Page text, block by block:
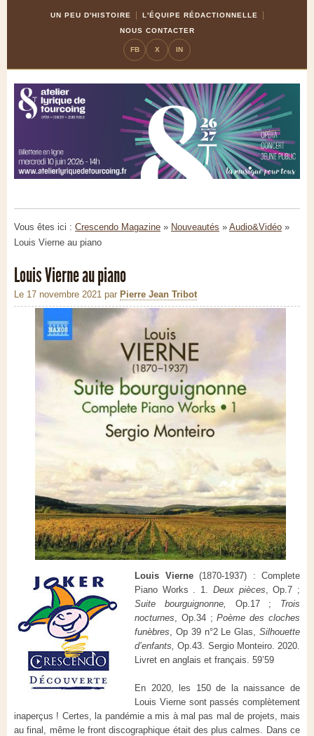
UN PEU D'HISTOIRE
L'ÉQUIPE RÉDACTIONNELLE
NOUS CONTACTER
FB X IN
Vous êtes ici : Crescendo Magazine » Nouveautés » Audio&Vidéo »
Louis Vierne au piano
Louis Vierne au piano
Le 17 novembre 2021 par Pierre Jean Tribot
Louis Vierne (1870-1937) : Complete
Piano Works . 1. Deux pièces , Op.7 ;
Suite bourguignonne,
Op.17 ; Trois
nocturnes , Op.34 ; Poème des cloches
funèbres , Op 39 n°2 Le Glas, Silhouette
d’enfants, Op.43. Sergio Monteiro. 2020.
Livret en anglais et français. 59’59
En 2020, les 150 de la naissance de
Louis Vierne sont passés complètement
inaperçus ! Certes, la pandémie a mis à mal pas mal de projets, mais
au final, même le front discographique était des plus calmes. Dans ce